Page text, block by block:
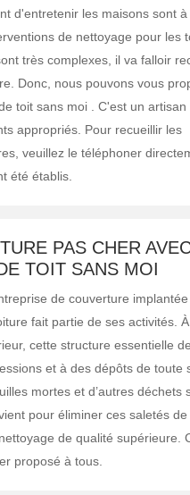
d'entretenir les maisons sont à
de nettoyage pour les
très complexes, il va falloir
Donc, nous pouvons vous
toit sans moi . C'est un artisan
appropriés. Pour recueillir les
veuillez le téléphoner
été établis.
PAS CHER
TOIT SANS MOI
de couverture
fait partie de ses activités.
cette structure essentielle
et à des dépôts de toute
mortes et d’autres déchets
pour éliminer ces saletés de
de qualité supérieure.
proposé à tous.